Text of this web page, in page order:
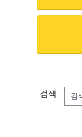
검색옵션
검색